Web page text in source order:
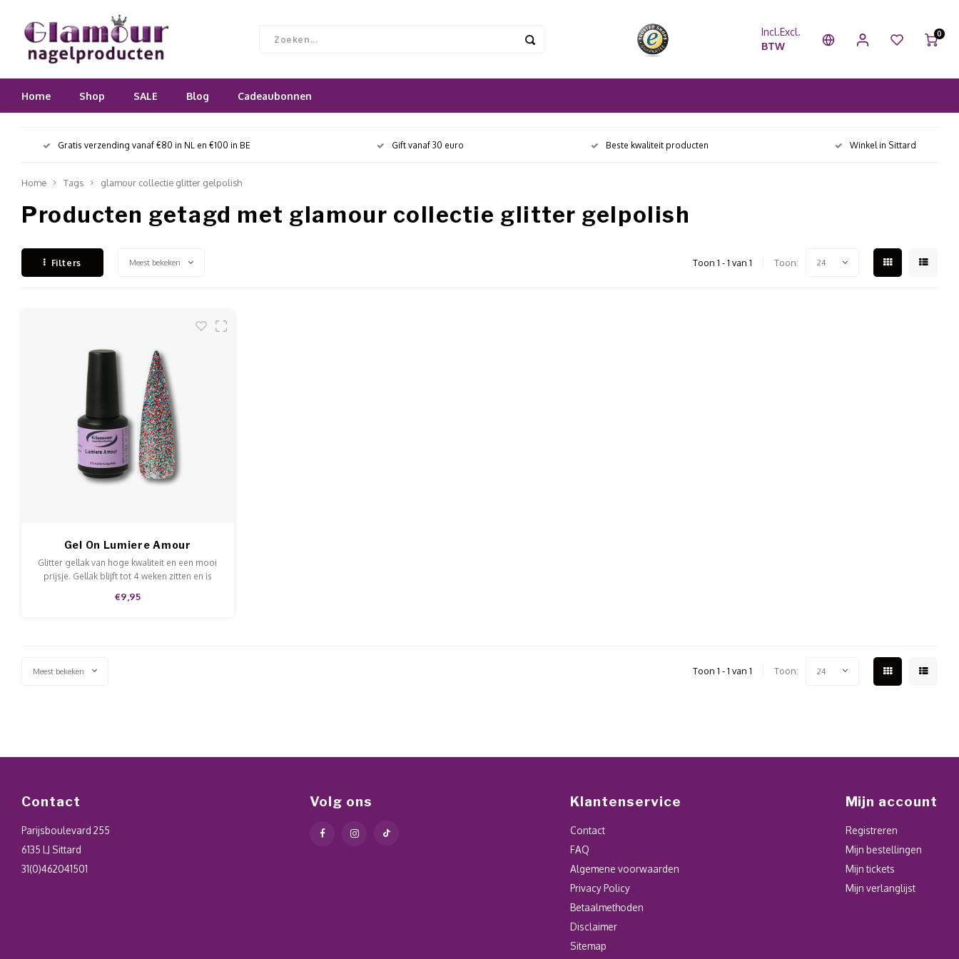
Incl.Excl.
BTW
0
Home Shop SALE Blog Cadeaubonnen
Gratis verzending vanaf €80 in NL en €100 in BE Gift vanaf 30 euro Beste kwaliteit producten Winkel in Sittard
Home Tags glamour collectie glitter gelpolish
Producten getagd met glamour collectie glitter gelpolish
Filters Meest bekeken Toon 1 - 1 van 1 Toon: 24
Gel On Lumiere Amour
Glitter gellak van hoge kwaliteit en een mooi
prijsje. Gellak blijft tot 4 weken zitten en is
€9,95
Meest bekeken Toon 1 - 1 van 1 Toon: 24
Contact
Parijsboulevard 255
6135 LJ Sittard
31(0)462041501
Volg ons Klantenservice
Contact
FAQ
Algemene voorwaarden
Privacy Policy
Betaalmethoden
Disclaimer
Sitemap
Mijn account
Registreren
Mijn bestellingen
Mijn tickets
Mijn verlanglijst